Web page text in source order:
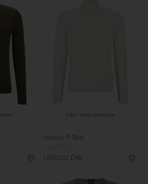
Fås i flere størrelser
Musso-P Strik
1.950,00 DKK